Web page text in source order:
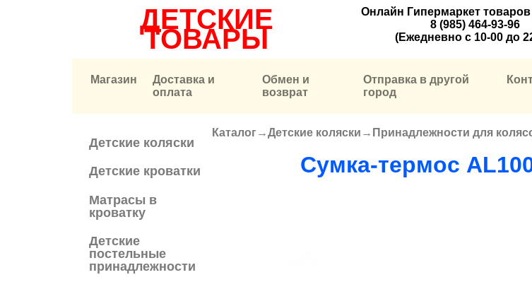
ДЕТСКИЕ
ТОВАРЫ
Онлайн Гипермаркет товаров
8 (985) 464-93-96
(Ежедневно с 10-00 до
Магазин
Доставка и
оплата
Обмен и
возврат
Отправка в другой
город
Детские коляски
Детские кроватки
Матрасы в
кроватку
Детские
постельные
принадлежности
Вы здесь
Каталог→Детские коляски → Принадлежности для
Сумка-термос